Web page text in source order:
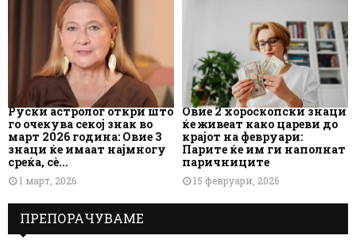
Руски астролог откри што
го очекува секој знак во
март 2026 година: Овие 3
знаци ќе имаат најмногу
среќа, сè...
1 март, 2026
Овие 2 хороскопски знаци
ќе живеат како цареви до
крајот на февруари:
Парите ќе им ги наполнат
паричниците
15 февруари, 2026
ПРЕПОРАЧУВАМЕ